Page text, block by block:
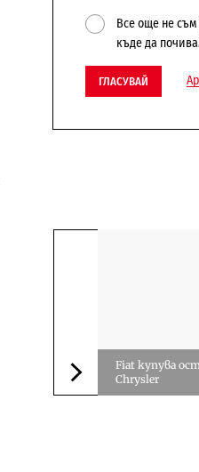
Все още не
къде да
ГЛАСУВАЙ
Следваща
Fiat купува
Chrysler